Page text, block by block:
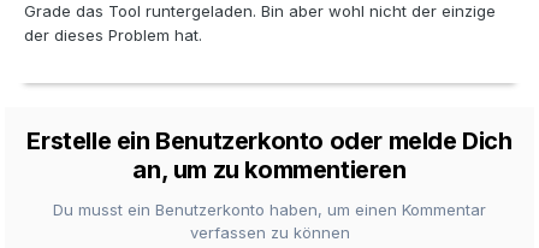
Grade das Tool runtergeladen. Bin aber wohl nicht der einzige
der dieses Problem hat.
Erstelle ein Benutzerkonto oder melde Dich
an, um zu kommentieren
Du musst ein Benutzerkonto haben, um einen Kommentar
verfassen zu können